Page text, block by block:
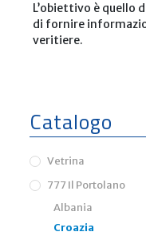
L’obiettivo è quello
di fornire
veritiere.
Catalogo
Vetrina
777 Il Portolano
Albania
Croazia